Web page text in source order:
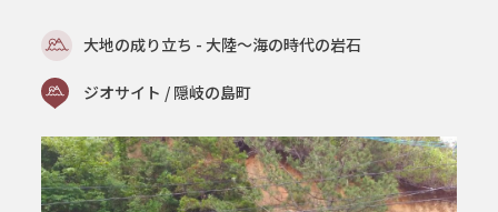
大地の成り立ち - 大陸～海の時代の岩石
ジオサイト / 隠岐の島町